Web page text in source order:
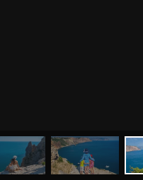
ЙОГА СЕМИНАРЫ